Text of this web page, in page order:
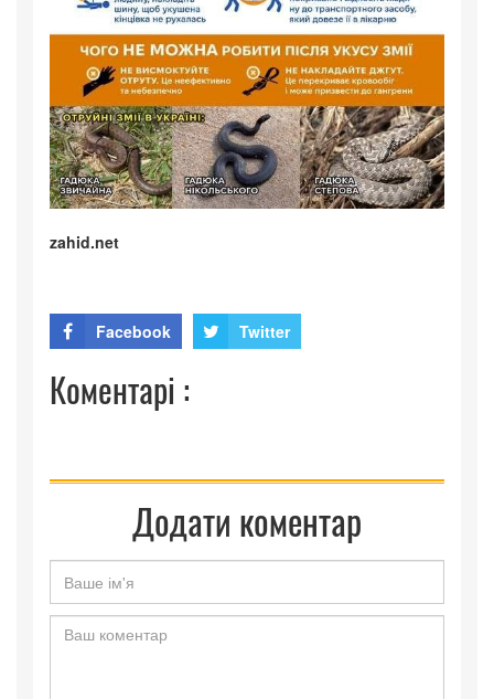
zahid.net
Facebook Twitter
Коментарі :
Додати коментар